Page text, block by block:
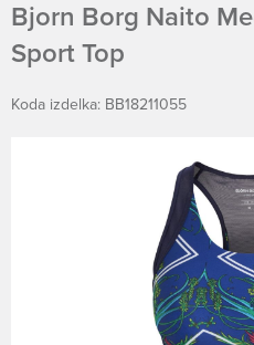
Bjorn Borg Naito
Sport Top
Koda izdelka: BB18211055